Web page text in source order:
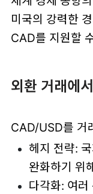
미국의 강력한
CAD를 지원할
외환 거래에
CAD/USD를 거
헤지 전략:
완화하기 위
다각화: 여러